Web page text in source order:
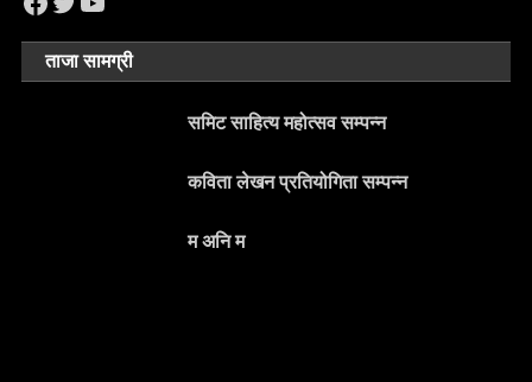
ताजा सामग्री
समिट साहित्य महोत्सव सम्पन्न
कविता लेखन प्रतियोगिता सम्पन्न
म अनि म